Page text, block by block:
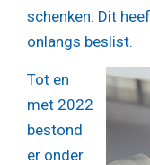
schenken. Dit
onlangs beslist.
Tot en
met 2022
bestond
er onder